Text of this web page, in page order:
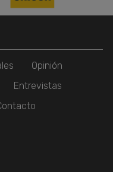
Opinión
Entrevistas